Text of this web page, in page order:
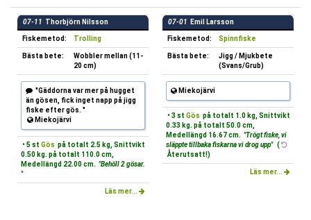
07-11 Thorbjörn Nilsson
Fiskemetod: Trolling
Bästa bete:
Wobbler mellan (11-
20 cm)
"Gäddorna var mer på hugget
än gösen, fick inget napp på jigg
fiske efter gös. "
Miekojärvi
• 5 st Gös på totalt 2.5 kg, Snittvikt
0.50 kg. på totalt 110.0 cm,
Medellängd 22.00 cm. "Behöll 2 gösar.
"
Läs mer...
07-01 Emil Larsson
Fiskemetod: Spinnfiske
Bästa bete:
Jigg / Mjukbete
(Svans/Grub)
Miekojärvi
• 3 st Gös på totalt 1.0 kg, Snittvikt
0.33 kg. på totalt 50.0 cm,
Medellängd 16.67 cm. "Trögt fiske, vi
släppte tillbaka fiskarna vi drog upp" (
Återutsatt!)
Läs mer...